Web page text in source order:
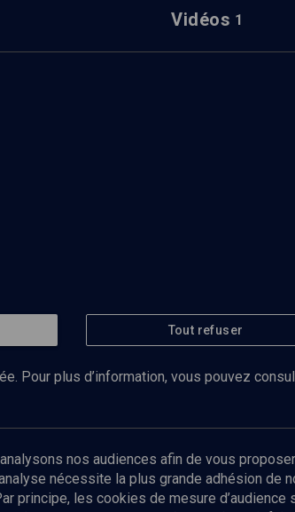
Vidéos 1
Envoyer
Tout refuser
Pour plus d’information, vous pouvez
nos audiences afin de vous
nécessite la plus grande adhésion de
principe, les cookies de mesure d’audience